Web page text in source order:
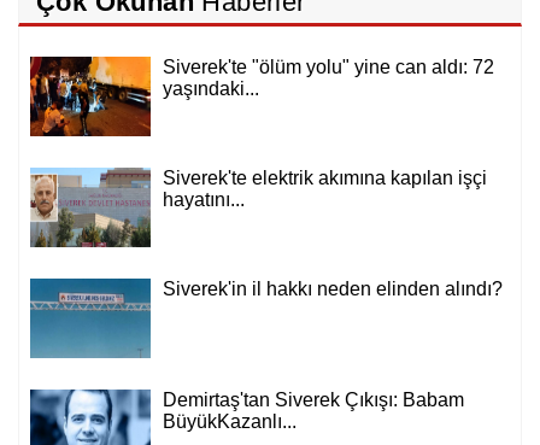
Siverek'te "ölüm yolu" yine can aldı: 72
yaşındaki...
Siverek'te elektrik akımına kapılan işçi
hayatını...
Siverek'in il hakkı neden elinden alındı?
Demirtaş'tan Siverek Çıkışı: Babam
BüyükKazanlı...